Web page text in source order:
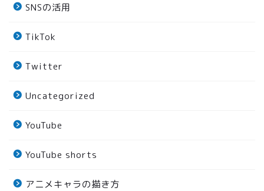
SNSの活用
TikTok
Twitter
Uncategorized
YouTube
YouTube shorts
アニメキャラの描き方